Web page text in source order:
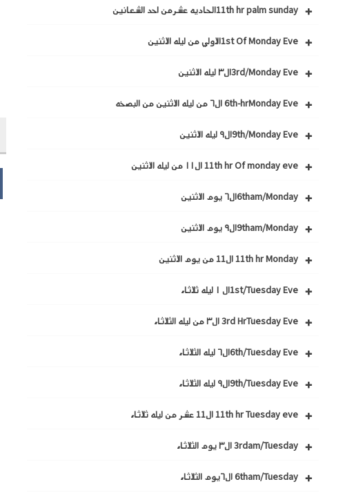
11th hr palm sundayالحاديه عشرمن احد الشعانين
1st Of Monday Eveالاولي من ليله الاثنين
3rd/Monday Eveال٣ ليله الاثنين
6th-hrMonday Eve ال٦ من ليله الاثنين من البصخه
9th/Monday Eveال٩ ليله الاثنين
11th hr Of monday eve ال١١ من ليله الاثنين
6tham/Mondayال٦ يوم الاثنين
9tham/Mondayال٩ يوم الاثنين
11th hr Monday ال11 من يوم الاثنين
1st/Tuesday Eveال ١ ليله ثلاثاء
3rd HrTuesday Eve ال٣ من ليله الثلاثاء
6th/Tuesday Eveال٦ ليله الثلاثاء
9th/Tuesday Eveال٩ ليله الثلاثاء
11th hr Tuesday eve ال11 عشر من ليله ثلاثاء
3rdam/Tuesday ال٣ يوم الثلاثاء
6tham/Tuesday ال٦يوم الثلاثاء